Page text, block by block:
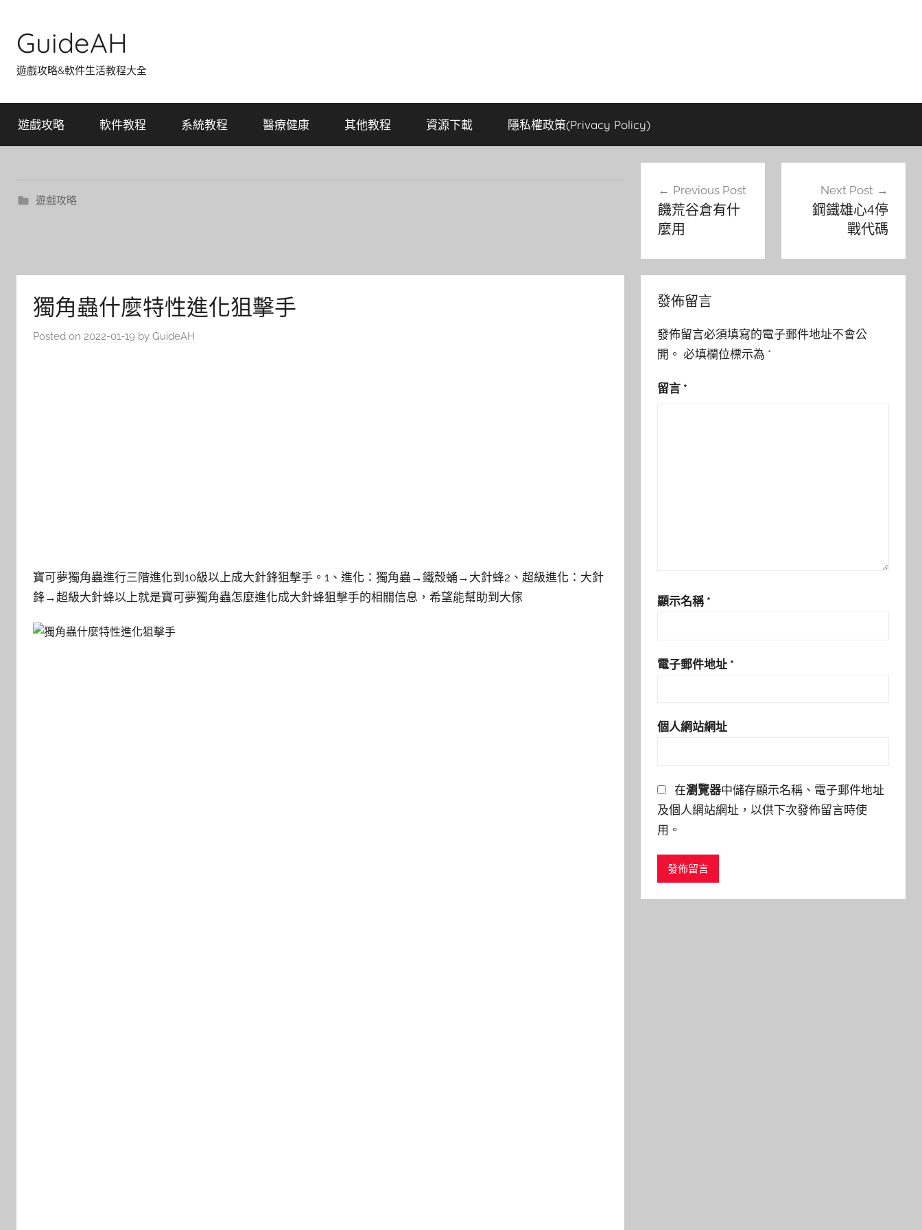
content
GuideAH
遊戲攻略&軟件生活教程大全
遊戲攻略 軟件教程 系統教程 醫療健康 其他教程 資源下載 隱私權政策(Privacy Policy)
獨角蟲什麼特性進化狙擊手
Posted on 2022-01-19 by GuideAH
寶可夢獨角蟲進行三階進化到10級以上成大針鋒狙擊手。1、進化：獨角蟲→鐵殼蛹→大針蜂2、超級進化：大針
鋒→超級大針蜂以上就是寶可夢獨角蟲怎麼進化成大針蜂狙擊手的相關信息，希望能幫助到大傢
遊戲攻略
Previous Post
饑荒谷倉有什
麼用
Next Post
鋼鐵雄心4停
戰代碼
發佈留言
發佈留言必須填寫的電子郵件地址不會公
開。 必填欄位標示為 *
留言 *
顯示名稱 *
電子郵件地址 *
個人網站網址
在瀏覽器中儲存顯示名稱、電子郵件地址
及個人網站網址，以供下次發佈留言時使
用。